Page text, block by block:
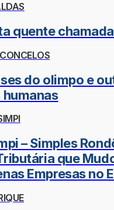
quente
do olimpo e
– Simples
que
Empresas no